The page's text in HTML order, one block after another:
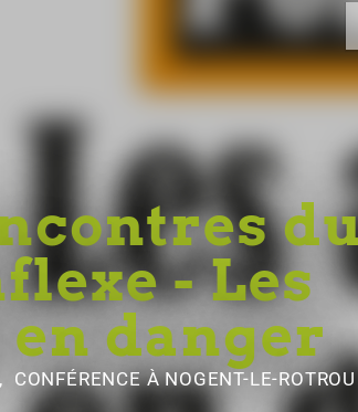
- Les
danger
CONFÉRENCEÀ NOGENT-LE-ROTROU